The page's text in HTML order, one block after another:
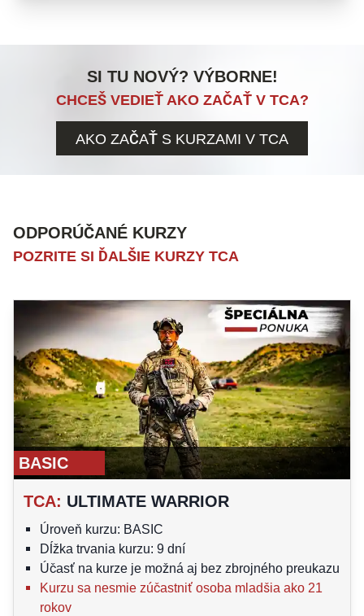
SI TU NOVÝ? VÝBORNE!
CHCEŠ VEDIEŤ AKO ZAČAŤ V TCA?
AKO ZAČAŤ S KURZAMI V TCA
ODPORÚČANÉ KURZY
POZRITE SI ĎALŠIE KURZY TCA
BASIC
TCA: ULTIMATE WARRIOR
Úroveň kurzu: BASIC
Dĺžka trvania kurzu: 9 dní
Účasť na kurze je možná aj bez zbrojného preukazu
Kurzu sa nesmie zúčastniť osoba mladšia ako 21
rokov